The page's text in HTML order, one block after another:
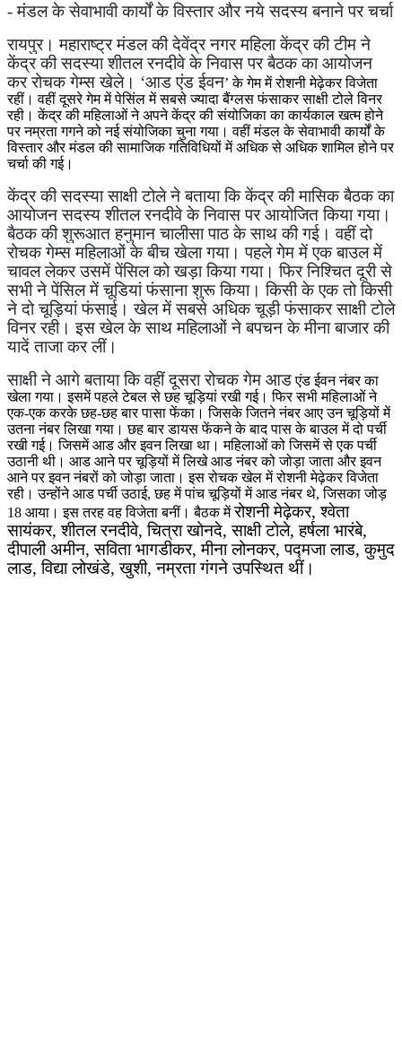
- मंडल के सेवाभावी कार्यों के विस्तार और नये सदस्य बनाने पर चर्चा
रायपुर। महाराष्ट्र मंडल की देवेंद्र नगर महिला केंद्र की टीम ने
केंद्र की सदस्या शीतल रनदीवे के निवास पर बैठक का आयोजन
कर रोचक गेम्स खेले। ‘आडएंड ईवन’के गेम में रोशनी मेढ़ेकर विजेता
रहीं। वहीं दूसरे गेम में पेसिंल में सबसे ज्यादा बैंग्लस फंसाकर साक्षी टोले विनर
रही। केंद्र की महिलाओं ने अपने केंद्र की संयोजिका का कार्यकाल खत्म होने
पर नम्रता गगने को नई संयोजिका चुना गया। वहीं मंडल के सेवाभावी कार्यों के
विस्तार और मंडल की सामाजिक गतिविधियों में अधिक से अधिक शामिल होने पर
चर्चा की गई।
केंद्र की सदस्या साक्षी टोले ने बताया कि केंद्र की मासिक बैठक का
आयोजन सदस्य शीतल रनदीवे के निवास पर आयोजित किया गया।
बैठक की शुरूआत हनुमान चालीसा पाठ के साथ की गई। वहीं दो
रोचक गेम्स महिलाओं के बीच खेला गया। पहले गेम में एक बाउल में
चावल लेकर उसमें पेंसिल को खड़ा किया गया। फिर निश्चित दूरी से
सभी ने पेंसिल में चूडियां फंसाना शुरू किया। किसी के एक तो किसी
ने दो चूड़ियां फंसाई। खेल में सबसे अधिक चूड़ी फंसाकर साक्षी टोले
विनर रही। इस खेल के साथ महिलाओं ने बपचन के मीना बाजार की
यादें ताजा कर लीं।
साक्षी ने आगे बताया कि वहीं दूसरा रोचक गेम आडएंड ईवन नंबर का
खेला गया। इसमें पहले टेबल से छह चूड़ियां रखी गई। फिर सभी महिलाओं ने
एक-एक करके छह-छह बार पासा फेंका। जिसके जितने नंबर आए उन चूड़ियों में
उतना नंबर लिखा गया। छह बार डायस फेंकने के बाद पास के बाउल में दो पर्ची
रखी गई। जिसमें आड और इवन लिखा था। महिलाओं को जिसमें से एक पर्ची
उठानी थी। आड आने पर चूड़ियों में लिखे आड नंबर को जोड़ा जाता और इवन
आने पर इवन नंबरों को जोड़ा जाता। इस रोचक खेल में रोशनी मेढ़ेकर विजेता
रही। उन्होंने आड पर्ची उठाई, छह में पांच चूड़ियों में आड नंबर थे, जिसका जोड़
18 आया। इस तरह वह विजेता बनीं। बैठक मेंरोशनी मेढ़ेकर,श्वेता
सायंकर,शीतल रनदीवे, चित्रा खोनदे, साक्षी टोले, हर्षला भारंबे,
दीपाली अमीन, सविता भागडीकर, मीना लोनकर, पद्मजा लाड, कुमुद
लाड, विद्या लोखंडे, खुशी, नम्रता गंगने उपस्थित थीं।